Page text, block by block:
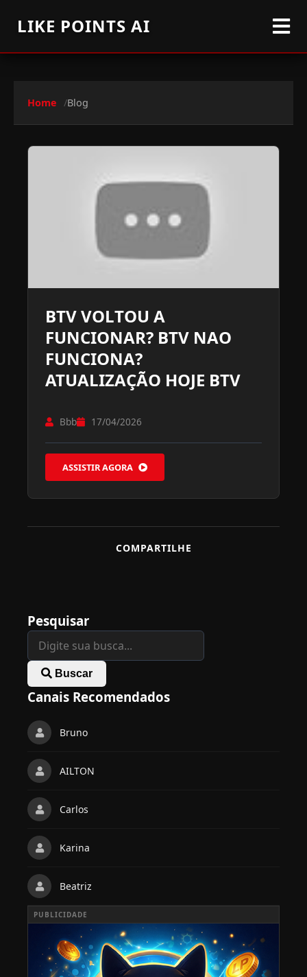
LIKE POINTS AI
Home Blog
BTV VOLTOU A
FUNCIONAR? BTV NAO
FUNCIONA?
ATUALIZAÇÃO HOJE BTV
Bbb 17/04/2026
ASSISTIR AGORA
COMPARTILHE
Pesquisar
Buscar
Canais Recomendados
Bruno
AILTON
Carlos
Karina
Beatriz
PUBLICIDADE